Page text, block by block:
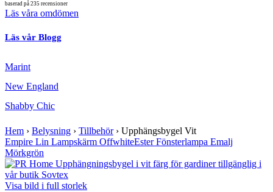
baserad på 235 recensioner
Läs våra omdömen
Läs vår Blogg
Marint
New England
Shabby Chic
Hem › Belysning › Tillbehör› Upphängsbygel Vit
Empire Lin Lampskärm OffwhiteEster Fönsterlampa Emalj
Mörkgrön
Visa bild i full storlek